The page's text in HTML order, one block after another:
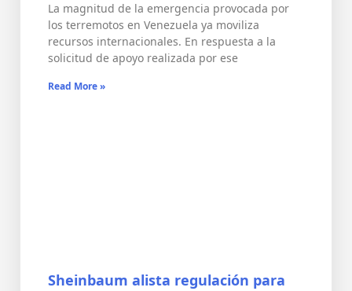
La magnitud de la emergencia provocada por
los terremotos en Venezuela ya moviliza
recursos internacionales. En respuesta a la
solicitud de apoyo realizada por ese
Read More »
Sheinbaum alista regulación para